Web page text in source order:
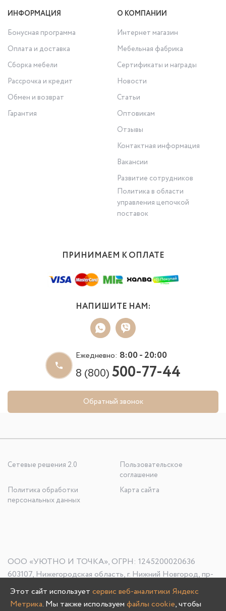
ИНФОРМАЦИЯ
Бонусная программа
Оплата и доставка
Сборка мебели
Рассрочка и кредит
Обмен и возврат
Гарантия
О КОМПАНИИ
Интернет магазин
Мебельная фабрика
Сертификаты и награды
Новости
Статьи
Оптовикам
Отзывы
Контактная информация
Вакансии
Развитие сотрудников
Политика в области
управления цепочкой
поставок
ПРИНИМАЕМ К ОПЛАТЕ
НАПИШИТЕ НАМ:
Ежедневно: 8:00 - 20:00
8 (800)500-77-44
Обратный звонок
Сетевые решения 2.0
Пользовательское
соглашение
Политика обработки
персональных данных
Карта сайта
ООО «УЮТНО И ТОЧКА», ОГРН: 1245200020636
603107, Нижегородская область, г. Нижний Новгород, пр-
кт Гагарина, д. 178/1
Этот сайт использует сервис веб-аналитики Яндекс
Метрика. Мы также используем файлы cookie, чтобы